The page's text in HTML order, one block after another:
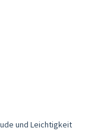
und Leichtigkeit